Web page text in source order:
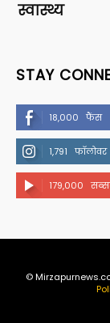
स्वास्थ्य
STAY
18,000 फैंस
1,791 फॉलोवर
179,000
©